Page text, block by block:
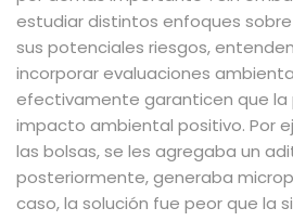
estudiar distintos enfoques
sus potenciales riesgos,
incorporar evaluaciones
efectivamente garanticen que la
impacto ambiental positivo. Por
las bolsas, se les agregaba un
posteriormente, generaba
caso, la solución fue peor que la